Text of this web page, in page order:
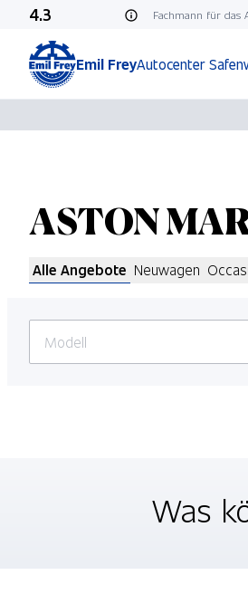
4.3 Fachmann für das
Emil FreyAutocenter
ASTON
Alle Angebote Neuwagen
Was